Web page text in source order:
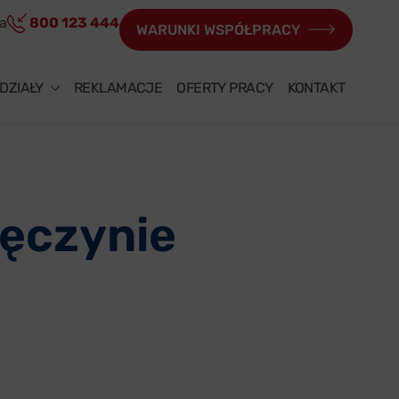
800 123 444 WARUNKI WSPÓŁPRACY
REKLAMACJE OFERTY PRACY KONTAKT